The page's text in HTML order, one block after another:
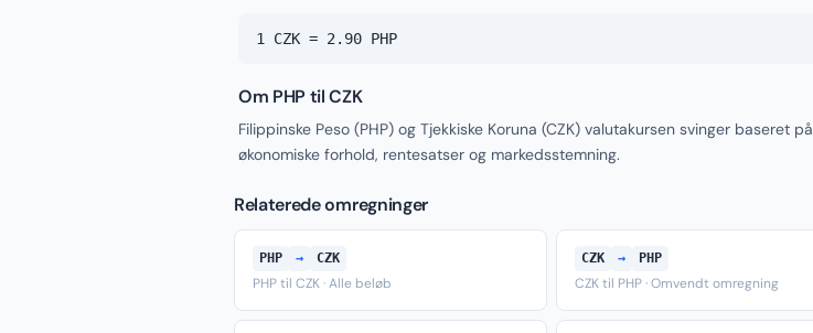
1 CZK = 2.90 PHP
Om PHP til CZK
Filippinske Peso (PHP) og Tjekkiske Koruna (CZK) valutakursen svinger baseret på
økonomiske forhold, rentesatser og markedsstemning.
Relaterede omregninger
PHP → CZK
PHP til CZK · Alle beløb
CZK → PHP
CZK til PHP · Omvendt omregning